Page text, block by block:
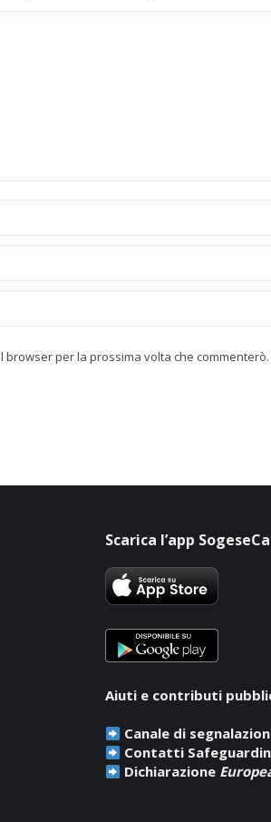
per la prossima volta che commenterò.
Scarica l’app
Aiuti e contributi
Canale di
Contatti
Dichiarazione